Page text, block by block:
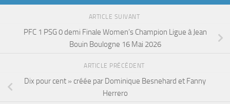
ARTICLE SUIVANT
PFC 1 PSG 0 demi Finale Women’s Champion Ligue à Jean
Bouin Boulogne 16 Mai 2026
ARTICLE PRÉCÉDENT
Dix pour cent » créée par Dominique Besnehard et Fanny
Herrero